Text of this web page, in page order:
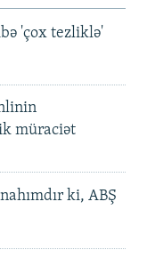
'çox tezliklə'
müraciət
ki, ABŞ